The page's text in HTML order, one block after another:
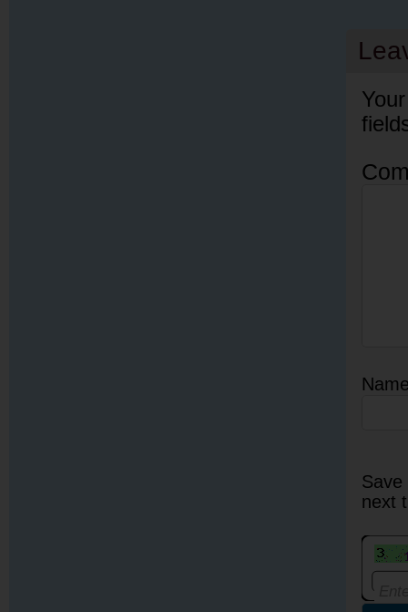
next